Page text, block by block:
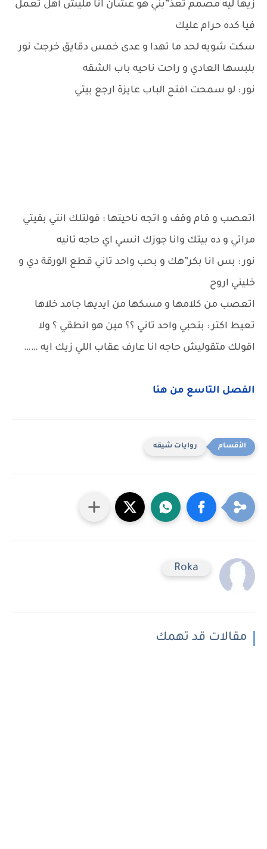
زيها ليه مصمم تعذ”بني هو عشان انا مليش أهل تعمل
فيا كده حرام عليك
سكت شويه لحد ما تهدا و عدى خمس دقايق خرجت نور
بلبسها العادي و راحت ناحيه باب الشقه
نور : لو سمحت افتح الباب عايزة ارجع بيتي
اتعصب و قام وقف و اتجه ناحيتها : قولتلك انتي بقيتي
مراتي و ده بيتك وانا جوزك انسي اي حاجه تانيه
نور : بس انا بكر”هك و بحب واحد تاني قطع الورقة دي و
خليني اروح
اتعصب من كلامها و مسكها من ايديها جامد خلاها
تعيط اكتر : بتحبي واحد تاني ؟؟ مين هو انطقي ؟ ولا
اقولك متقوليش حاجه انا عارف عقاب اللي زيك ايه ……
الفصل التاسع من هنا
روايات شيقه
Roka
مقالات قد تهمك